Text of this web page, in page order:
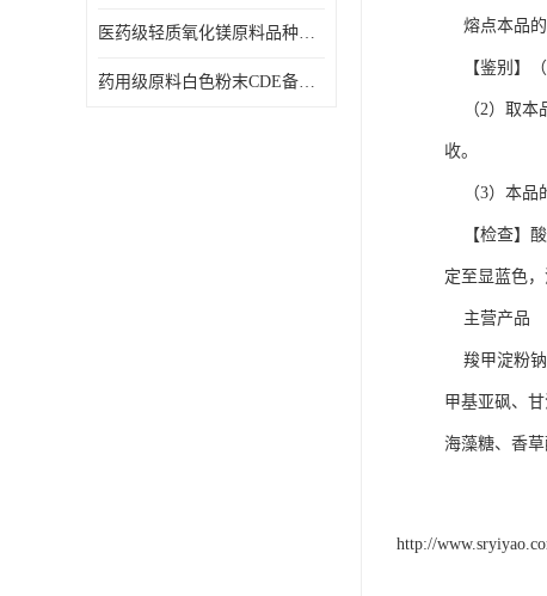
医药级轻质氧化镁原料品种多 有 质量好GMP认证 CDE备案
药用级原料白色粉末CDE备案cas56-75-7
熔点本品的
【鉴别】（
（2）取本
收。
（3）本品
【检查】酸
定至显蓝色
主营产品
羧甲淀粉钠
甲基亚砜、
海藻糖、香
http://